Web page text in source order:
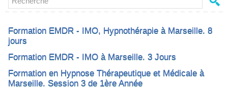
Formation EMDR - IMO, Hypnothérapie à Marseille. 8
jours
Formation EMDR - IMO à Marseille. 3 Jours
Formation en Hypnose Thérapeutique et Médicale à
Marseille. Session 3 de 1ère Année